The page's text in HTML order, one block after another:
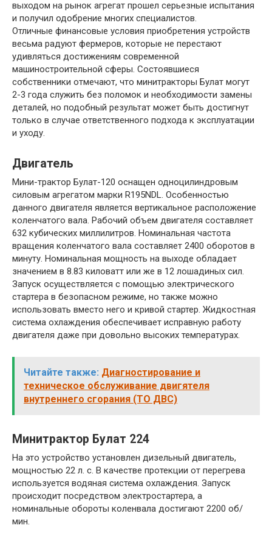
выходом на рынок агрегат прошел серьезные испытания
и получил одобрение многих специалистов.
Отличные финансовые условия приобретения устройств
весьма радуют фермеров, которые не перестают
удивляться достижениям современной
машиностроительной сферы. Состоявшиеся
собственники отмечают, что минитракторы Булат могут
2-3 года служить без поломок и необходимости замены
деталей, но подобный результат может быть достигнут
только в случае ответственного подхода к эксплуатации
и уходу.
Двигатель
Мини-трактор Булат-120 оснащен одноцилиндровым
силовым агрегатом марки R195NDL. Особенностью
данного двигателя является вертикальное расположение
коленчатого вала. Рабочий объем двигателя составляет
632 кубических миллилитров. Номинальная частота
вращения коленчатого вала составляет 2400 оборотов в
минуту. Номинальная мощность на выходе обладает
значением в 8.83 киловатт или же в 12 лошадиных сил.
Запуск осуществляется с помощью электрического
стартера в безопасном режиме, но также можно
использовать вместо него и кривой стартер. Жидкостная
система охлаждения обеспечивает исправную работу
двигателя даже при довольно высоких температурах.
Читайте также: Диагностирование и
техническое обслуживание двигятеля
внутреннего сгорания (ТО ДВС)
Минитрактор Булат 224
На это устройство установлен дизельный двигатель,
мощностью 22 л. с. В качестве протекции от перегрева
используется водяная система охлаждения. Запуск
происходит посредством электростартера, а
номинальные обороты коленвала достигают 2200 об/
мин.